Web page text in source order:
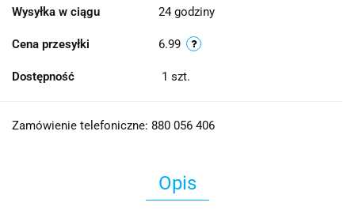
Wysyłka w ciągu 24 godziny
Cena przesyłki 6.99
Dostępność 1 szt.
Zamówienie telefoniczne: 880 056 406
Opis